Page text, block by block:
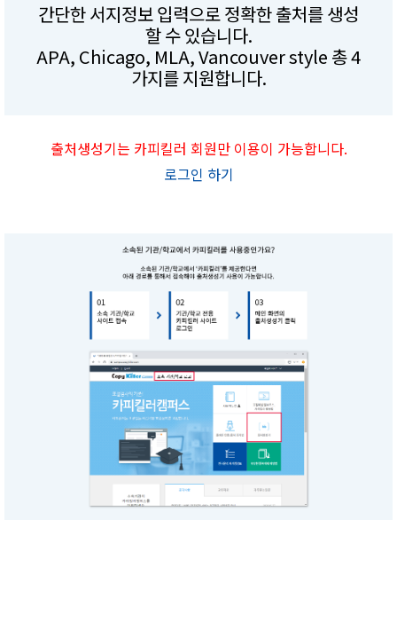
간단한 서지정보 입력으로 정확한 출처를 생성
할 수 있습니다.
APA, Chicago, MLA, Vancouver style 총 4
가지를 지원합니다.
출처생성기는 카피킬러 회원만 이용이 가능합니다.
로그인 하기